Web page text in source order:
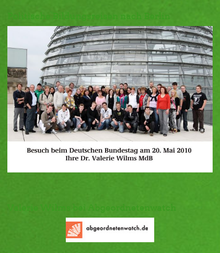
Politische Bildungsreisen nach Berlin
Valerie Wilms bei Abgeordnetenwatch